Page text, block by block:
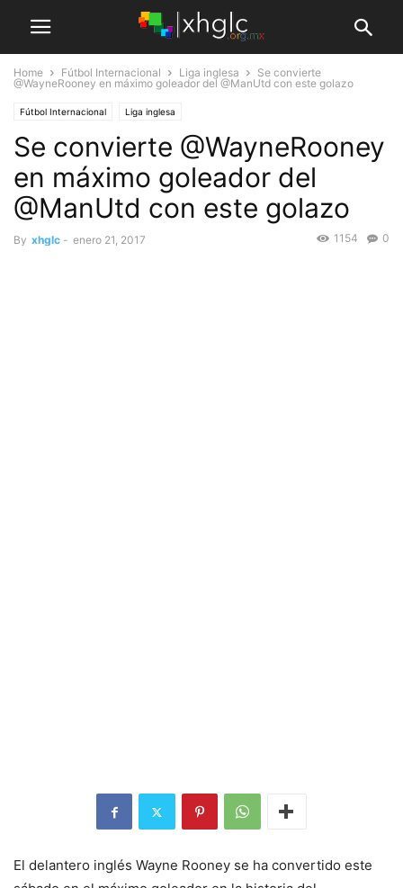
Home Fútbol Internacional Liga inglesa
Se convierte
@WayneRooney en máximo goleador del @ManUtd con este golazo
Fútbol Internacional Liga inglesa
Se convierte @WayneRooney
en máximo goleador del
@ManUtd con este golazo
By xhglc - enero 21, 2017 0
1154
El delantero inglés Wayne Rooney se ha convertido este